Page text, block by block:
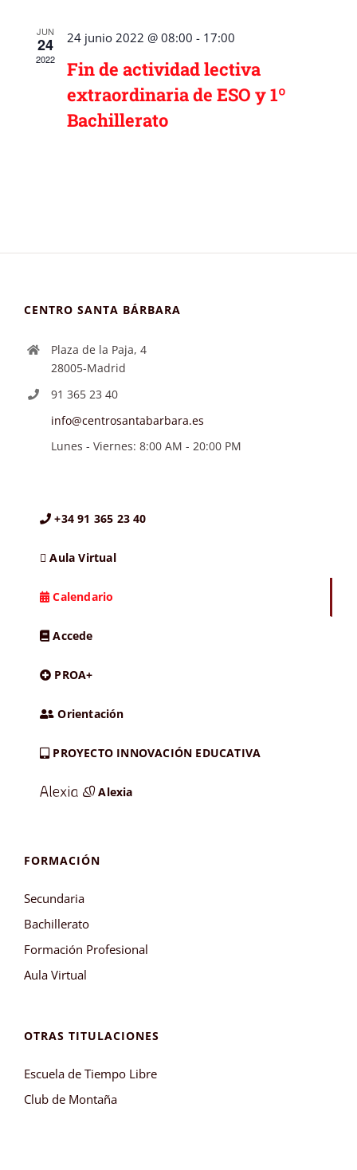
JUN
24
2022
24 junio 2022 @ 08:00 - 17:00
Fin de actividad lectiva
extraordinaria de ESO y 1º
Bachillerato
CENTRO SANTA BÁRBARA
Plaza de la Paja, 4
28005-Madrid
91 365 23 40
info@centrosantabarbara.es
Lunes - Viernes: 8:00 AM - 20:00 PM
+34 91 365 23 40
Aula Virtual
Calendario
Accede
PROA+
Orientación
PROYECTO INNOVACIÓN EDUCATIVA
Alexia
FORMACIÓN
Secundaria
Bachillerato
Formación Profesional
Aula Virtual
OTRAS TITULACIONES
Escuela de Tiempo Libre
Club de Montaña